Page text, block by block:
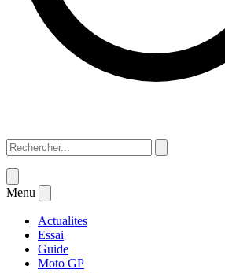
Menu
Actualites
Essai
Guide
Moto GP